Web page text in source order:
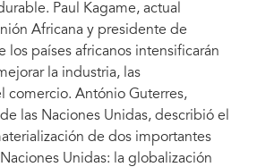
Paul Kagame, actual
Africana y presidente de
los países africanos intensificarán
la industria, las
comercio. António Guterres,
las Naciones Unidas, describió el
de dos importantes
Unidas: la globalización